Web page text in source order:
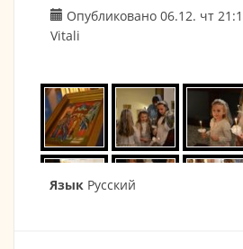
Опубликовано 06.12. чт
Vitali
Язык Русский